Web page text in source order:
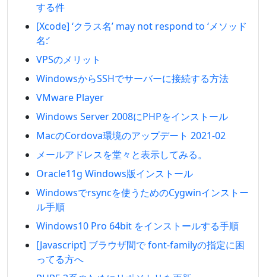
する件
[Xcode] ‘クラス名’ may not respond to ‘メソッド
名:’
VPSのメリット
WindowsからSSHでサーバーに接続する方法
VMware Player
Windows Server 2008にPHPをインストール
MacのCordova環境のアップデート 2021-02
メールアドレスを堂々と表示してみる。
Oracle11g Windows版インストール
Windowsでrsyncを使うためのCygwinインストー
ル手順
Windows10 Pro 64bit をインストールする手順
[Javascript] ブラウザ間で font-familyの指定に困
ってる方へ